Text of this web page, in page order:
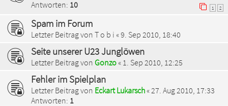
Antworten: 10 1 2
Spam im Forum
Letzter Beitrag von T o b i «9. Sep 2010, 18:40
Seite unserer U23 Junglöwen
Letzter Beitrag von Gonzo« 1. Sep 2010, 12:25
Fehler im Spielplan
Letzter Beitrag von Eckart Lukarsch« 27. Aug 2010, 17:33
Antworten: 1